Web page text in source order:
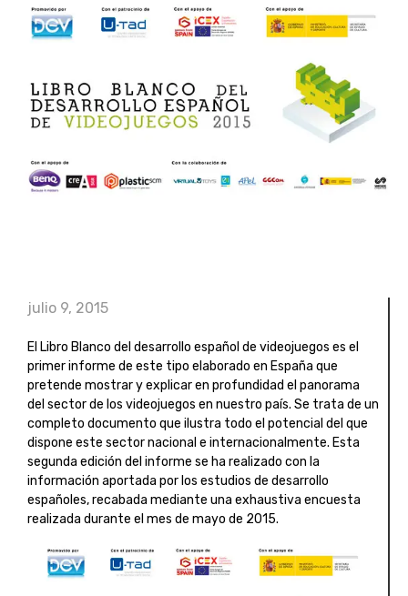
julio 9, 2015
El Libro Blanco del desarrollo español de videojuegos es el
primer informe de este tipo elaborado en España que
pretende mostrar y explicar en profundidad el panorama
del sector de los videojuegos en nuestro país. Se trata de un
completo documento que ilustra todo el potencial del que
dispone este sector nacional e internacionalmente. Esta
segunda edición del informe se ha realizado con la
información aportada por los estudios de desarrollo
españoles, recabada mediante una exhaustiva encuesta
realizada durante el mes de mayo de 2015.